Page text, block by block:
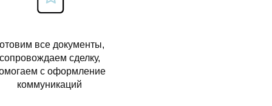
все документы,
сделку,
с оформление
коммуникаций